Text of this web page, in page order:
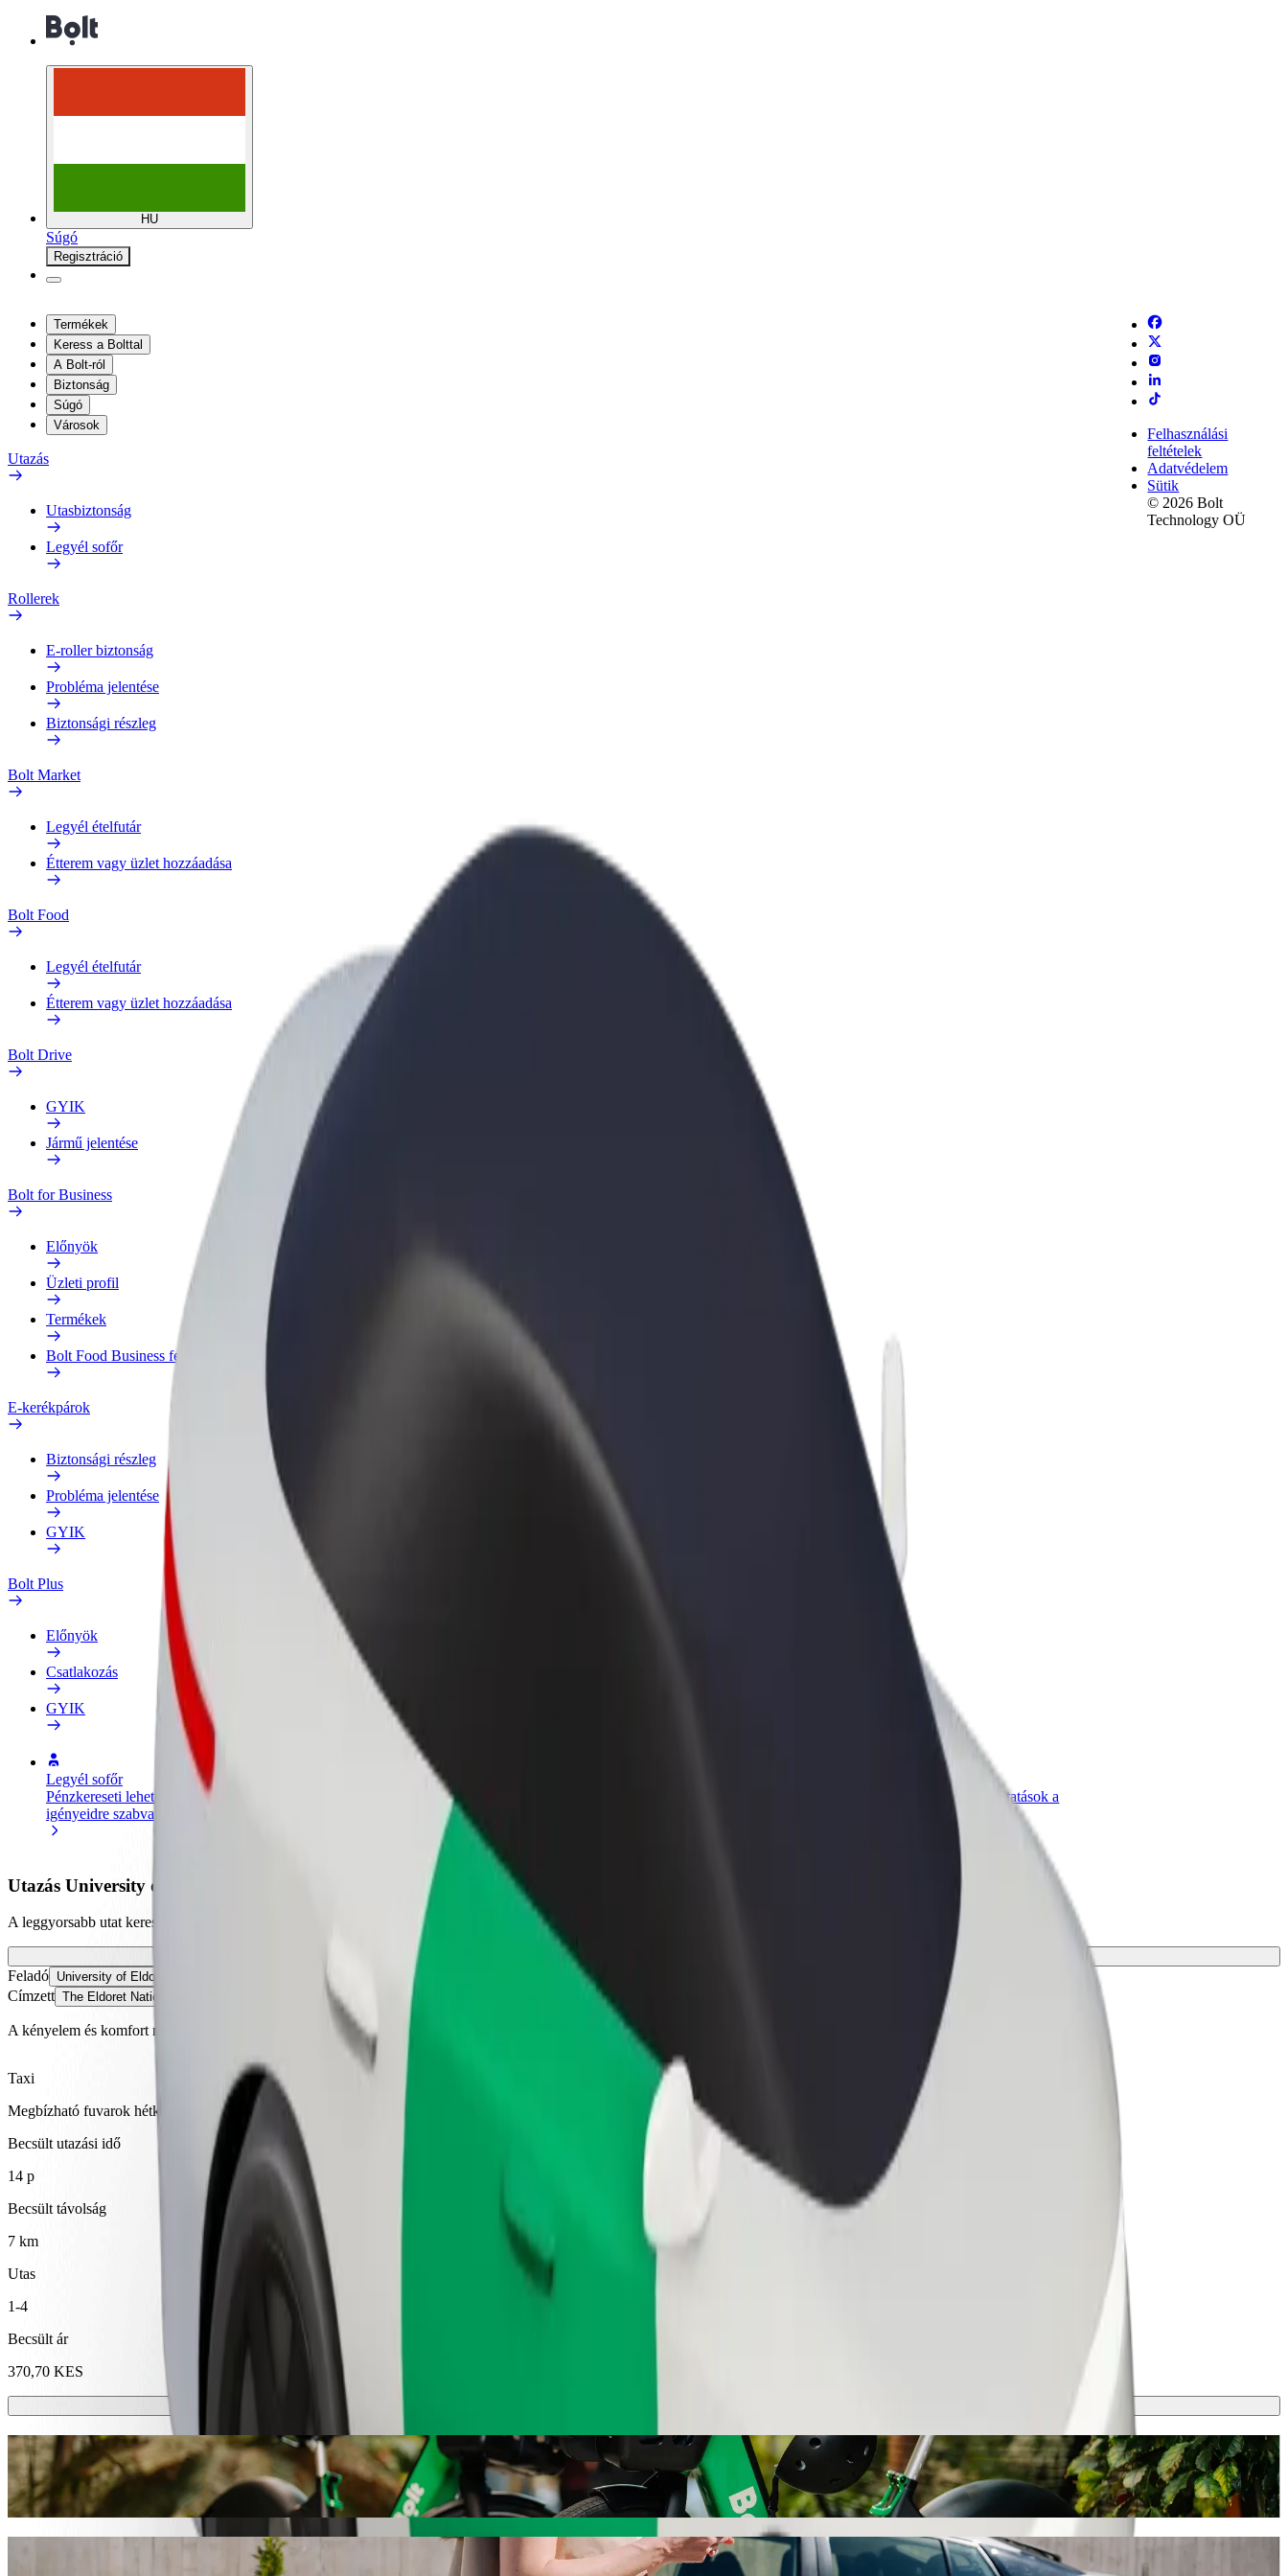
HU
Súgó
Regisztráció
Termékek
Keress a Bolttal
A Bolt-ról
Biztonság
Súgó
Városok
Utazás
Utasbiztonság
Legyél sofőr
Rollerek
E-roller biztonság
Probléma jelentése
Biztonsági részleg
Bolt Market
Legyél ételfutár
Étterem vagy üzlet hozzáadása
Bolt Food
Legyél ételfutár
Étterem vagy üzlet hozzáadása
Bolt Drive
GYIK
Jármű jelentése
Bolt for Business
Előnyök
Üzleti profil
Termékek
Bolt Food Business felhasználóknak
E-kerékpárok
Biztonsági részleg
Probléma jelentése
GYIK
Bolt Plus
Előnyök
Csatlakozás
GYIK
Legyél sofőr
Pénzkereseti lehetőség
igényeidre szabva
Étterem vagy üzlet hozzáadása
Érj el több felhasználót és növeld
keresetedet
Bolt for Business
Bolt termékek és szolgáltatások a
vállalatodra szabva
Felhasználási
feltételek
Adatvédelem
Sütik
© 2026 Bolt
Technology OÜ
Utazás University of Eldoret és The Eldoret National Polytechnic között
A leggyorsabb utat keresed University of Eldoret és The Eldoret National Polytechnic között? Fedezd fel szolgáltatásainkat, és találd meg a tökéletes megoldást az utazásodhoz.
Feladó University of Eldoret
Címzett The Eldoret National Polytechnic
A kényelem és komfort már csak pár érintésre van!
Taxi
Megbízható fuvarok hétköznapi, közepes méretű járművekkel.
Becsült utazási idő
14 p
Becsült távolság
7 km
Utas
1-4
Becsült ár
370,70 KES
E-rollerek vagy e-kerékpárok
Közlekedj Eldoret városában rollerrel vagy e-kerékpárral
Töltsd le a Bolt appot
Juss el innen: University of Eldoret ide: The Eldoret National Polytechnic Bolt utasszállítással